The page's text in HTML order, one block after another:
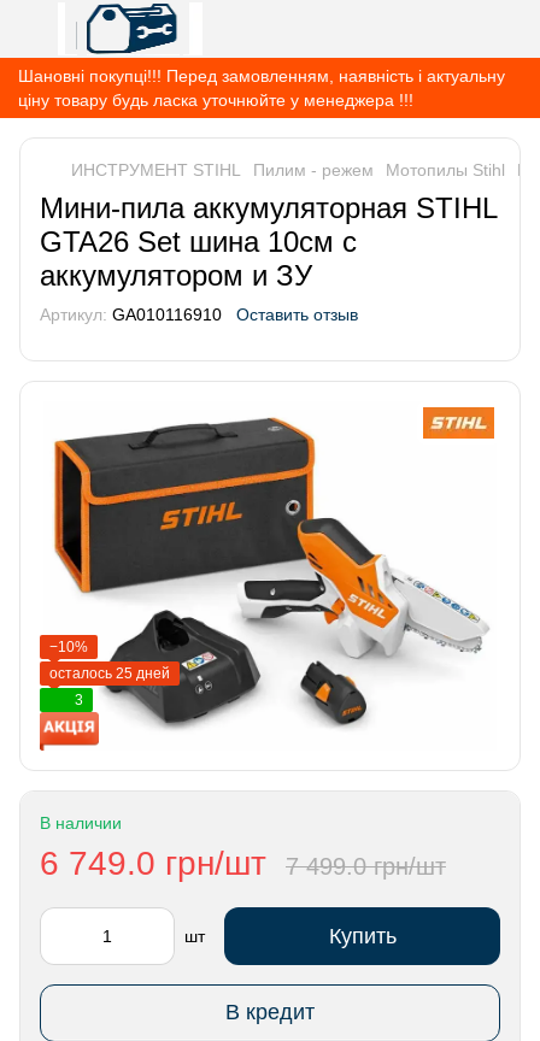
Шановні покупці!!! Перед замовленням, наявність і актуальну
ціну товару будь ласка уточнюйте у менеджера !!!
ИНСТРУМЕНТ STIHL Пилим - режем Мотопилы Stihl
Мини-пила аккумуляторная STIHL
GTA26 Set шина 10см с
аккумулятором и ЗУ
Артикул: GA010116910 Оставить отзыв
−10%
осталось 25 дней
3
В наличии
6 749.0 грн/шт 7 499.0 грн/шт
шт Купить
В кредит